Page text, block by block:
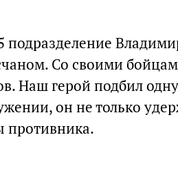
подразделение
Со своими
Наш герой подбил
он не только
противника.